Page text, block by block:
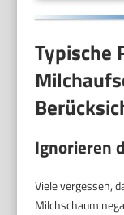
Typische
Ignorieren
Viele vergessen,
Milchschaum